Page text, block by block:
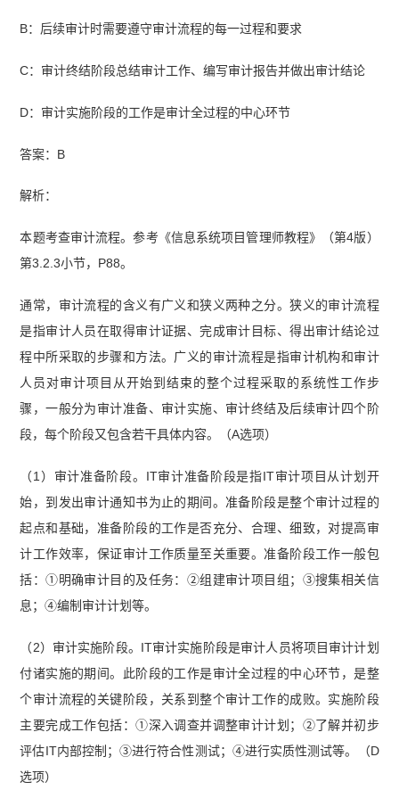
B：后续审计时需要遵守审计流程的每一过程和要求
C：审计终结阶段总结审计工作、编写审计报告并做出审计结论
D：审计实施阶段的工作是审计全过程的中心环节
答案：B
解析：
本题考查审计流程。参考《信息系统项目管理师教程》（第4版）
第3.2.3小节，P88。
通常，审计流程的含义有广义和狭义两种之分。狭义的审计流程
是指审计人员在取得审计证据、完成审计目标、得出审计结论过
程中所采取的步骤和方法。广义的审计流程是指审计机构和审计
人员对审计项目从开始到结束的整个过程采取的系统性工作步
骤，一般分为审计准备、审计实施、审计终结及后续审计四个阶
段，每个阶段又包含若干具体内容。（A选项）
（1）审计准备阶段。IT审计准备阶段是指IT审计项目从计划开
始，到发出审计通知书为止的期间。准备阶段是整个审计过程的
起点和基础，准备阶段的工作是否充分、合理、细致，对提高审
计工作效率，保证审计工作质量至关重要。准备阶段工作一般包
括：①明确审计目的及任务：②组建审计项目组；③搜集相关信
息；④编制审计计划等。
（2）审计实施阶段。IT审计实施阶段是审计人员将项目审计计划
付诸实施的期间。此阶段的工作是审计全过程的中心环节，是整
个审计流程的关键阶段，关系到整个审计工作的成败。实施阶段
主要完成工作包括：①深入调查并调整审计计划；②了解并初步
评估IT内部控制；③进行符合性测试；④进行实质性测试等。（D
选项）